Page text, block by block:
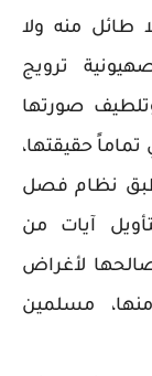
طائل منه ولا
ترويج
صورتها
تماماً حقيقتها،
نظام فصل
آيات من
لأغراض
مسلمين